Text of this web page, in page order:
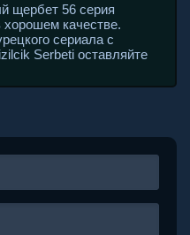
щербет 56 серия
хорошем качестве.
сериала с
Serbeti оставляйте